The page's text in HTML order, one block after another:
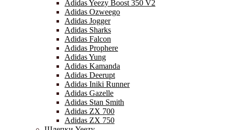
Adidas Yeezy Boost 350 V2
Adidas Ozweego
Adidas Jogger
Adidas Sharks
Adidas Falcon
Adidas Prophere
Adidas Yung
Adidas Kamanda
Adidas Deerupt
Adidas Iniki Runner
Adidas Gazelle
Adidas Stan Smith
Adidas ZX 700
Adidas ZX 750